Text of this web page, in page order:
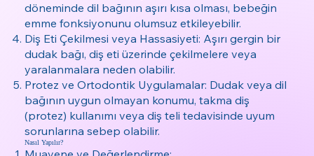
döneminde dil bağının aşırı kısa olması, bebeğin
emme fonksiyonunu olumsuz etkileyebilir.
Diş Eti Çekilmesi veya Hassasiyeti: Aşırı gergin bir
dudak bağı, diş eti üzerinde çekilmelere veya
yaralanmalara neden olabilir.
Protez ve Ortodontik Uygulamalar: Dudak veya dil
bağının uygun olmayan konumu, takma diş
(protez) kullanımı veya diş teli tedavisinde uyum
sorunlarına sebep olabilir.
Nasıl Yapılır?